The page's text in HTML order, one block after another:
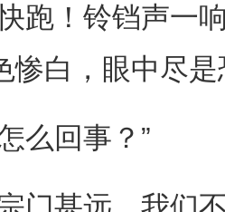
！铃铛声一响
惨白，眼中尽
回事？”